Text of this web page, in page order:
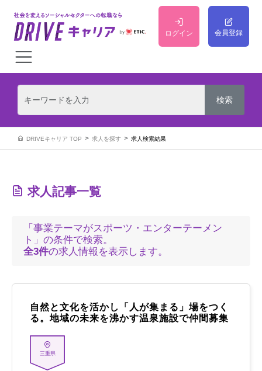
ログイン 会員登録
DRIVEキャリア TOP 求人を探す 求人検索結果
求人記事一覧
「事業テーマがスポーツ・エンターテーメン
ト」の条件で検索。
全3件の求人情報を表示します。
自然と文化を活かし「人が集まる」場をつく
る。地域の未来を沸かす温泉施設で仲間募集
三重県